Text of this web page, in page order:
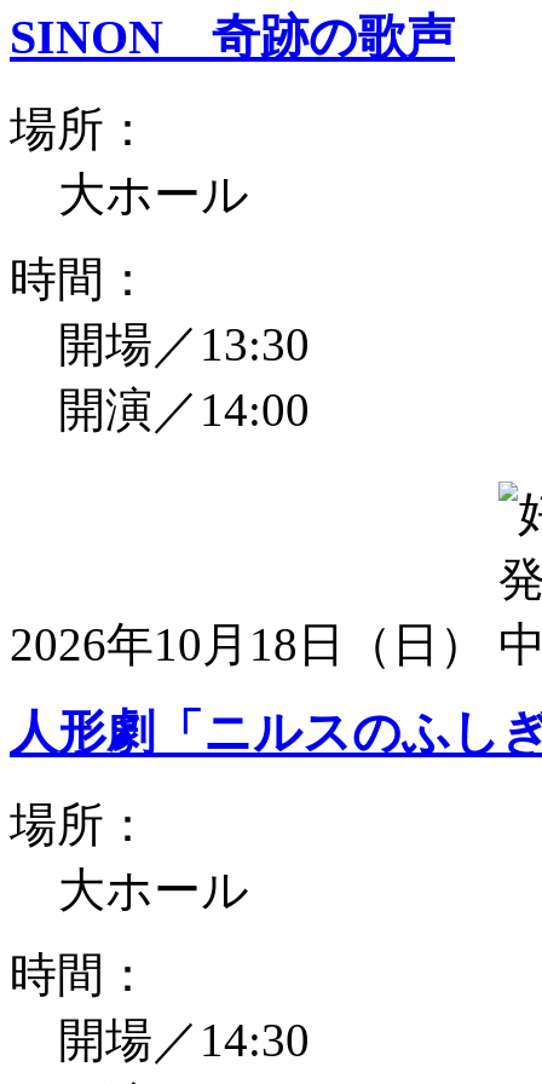
SINON 奇跡の歌声
場所：
大ホール
時間：
開場／13:30
開演／14:00
2026年10月18日（日）
人形劇「ニルスのふし
場所：
大ホール
時間：
開場／14:30